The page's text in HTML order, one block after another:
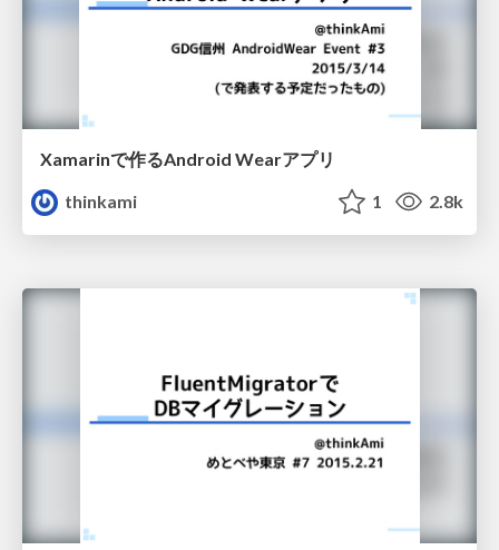
Xamarinで作るAndroid Wearアプリ
thinkami
1 2.8k